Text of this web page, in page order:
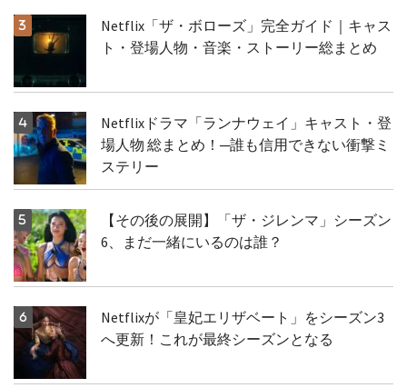
Netflix「ザ・ボローズ」完全ガイド｜キャス
ト・登場人物・音楽・ストーリー総まとめ
Netflixドラマ「ランナウェイ」キャスト・登
場人物 総まとめ！─誰も信用できない衝撃ミ
ステリー
【その後の展開】「ザ・ジレンマ」シーズン
6、まだ一緒にいるのは誰？
Netflixが「皇妃エリザベート」をシーズン3
へ更新！これが最終シーズンとなる